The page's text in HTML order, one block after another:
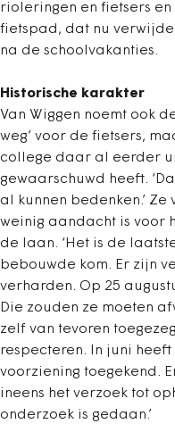
rioleringen en fietsers
fietspad, dat nu
na de schoolvakanties.
Historische karakter
Van Wiggen noemt ook
weg’ voor de fietsers,
college daar al eerder
gewaarschuwd heeft.
al kunnen bedenken.’
weinig aandacht is voor
de laan. ‘Het is de
bebouwde kom. Er zijn
verharden. Op 25
Die zouden ze moeten
zelf van tevoren
respecteren. In juni
voorziening toegekend.
ineens het verzoek tot
onderzoek is gedaan.’